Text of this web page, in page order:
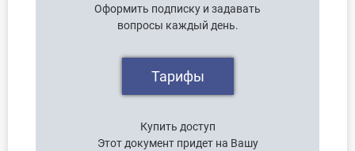
Оформить подписку и задавать
вопросы каждый день.
Тарифы
Купить доступ
Этот документ придет на Вашу